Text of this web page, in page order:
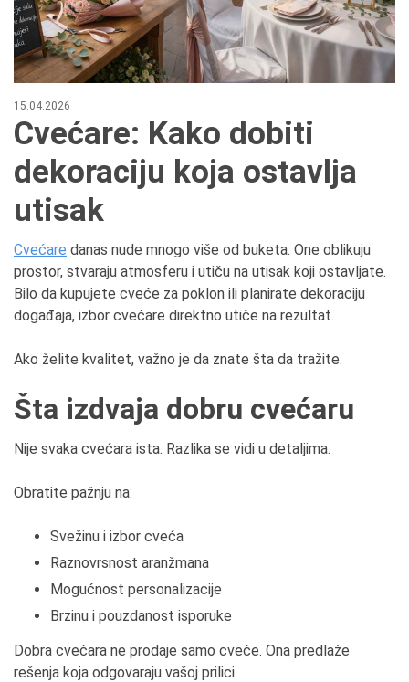
15.04.2026
Cvećare: Kako dobiti
dekoraciju koja ostavlja
utisak
Cvećare danas nude mnogo više od buketa. One oblikuju
prostor, stvaraju atmosferu i utiču na utisak koji ostavljate.
Bilo da kupujete cveće za poklon ili planirate dekoraciju
događaja, izbor cvećare direktno utiče na rezultat.
Ako želite kvalitet, važno je da znate šta da tražite.
Šta izdvaja dobru cvećaru
Nije svaka cvećara ista. Razlika se vidi u detaljima.
Obratite pažnju na:
Svežinu i izbor cveća
Raznovrsnost aranžmana
Mogućnost personalizacije
Brzinu i pouzdanost isporuke
Dobra cvećara ne prodaje samo cveće. Ona predlaže
rešenja koja odgovaraju vašoj prilici.